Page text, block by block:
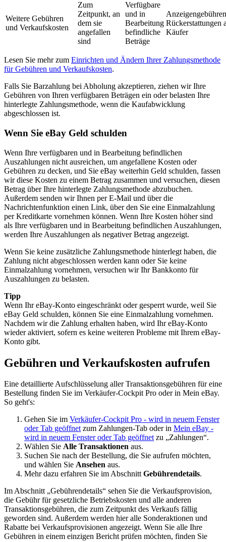
Weitere Gebühren
und Verkaufskosten
Zum
Zeitpunkt, an
dem sie
angefallen
sind
Verfügbare
und in
Bearbeitung
befindliche
Beträge
Rückerstattungen
Käufer
Lesen Sie mehr zum Einrichten und Ändern Ihrer Zahlungsmethode
für Gebühren und Verkaufskosten.
Falls Sie Barzahlung bei Abholung akzeptieren, ziehen wir Ihre
Gebühren von Ihren verfügbaren Beträgen ein oder belasten Ihre
hinterlegte Zahlungsmethode, wenn die Kaufabwicklung
abgeschlossen ist.
Wenn Sie eBay Geld schulden
Wenn Ihre verfügbaren und in Bearbeitung befindlichen
Auszahlungen nicht ausreichen, um angefallene Kosten oder
Gebühren zu decken, und Sie eBay weiterhin Geld schulden, fassen
wir diese Kosten zu einem Betrag zusammen und versuchen, diesen
Betrag über Ihre hinterlegte Zahlungsmethode abzubuchen.
Außerdem senden wir Ihnen per E-Mail und über die
Nachrichtenfunktion einen Link, über den Sie eine Einmalzahlung
per Kreditkarte vornehmen können. Wenn Ihre Kosten höher sind
als Ihre verfügbaren und in Bearbeitung befindlichen Auszahlungen,
werden Ihre Auszahlungen als negativer Betrag angezeigt.
Wenn Sie keine zusätzliche Zahlungsmethode hinterlegt haben, die
Zahlung nicht abgeschlossen werden kann oder Sie keine
Einmalzahlung vornehmen, versuchen wir Ihr Bankkonto für
Auszahlungen zu belasten.
Tipp
Wenn Ihr eBay-Konto eingeschränkt oder gesperrt wurde, weil Sie
eBay Geld schulden, können Sie eine Einmalzahlung vornehmen.
Nachdem wir die Zahlung erhalten haben, wird Ihr eBay-Konto
wieder aktiviert, sofern es keine weiteren Probleme mit Ihrem eBay-
Konto gibt.
Gebühren und Verkaufskosten aufrufen
Eine detaillierte Aufschlüsselung aller Transaktionsgebühren für eine
Bestellung finden Sie im Verkäufer-Cockpit Pro oder in Mein eBay.
So geht's:
Gehen Sie im Verkäufer-Cockpit Pro - wird in neuem Fenster
oder Tab geöffnetzum Zahlungen-Tab oder in Mein eBay -
wird in neuem Fenster oder Tab geöffnetzu „Zahlungen“.
Wählen Sie Alle Transaktionen aus.
Suchen Sie nach der Bestellung, die Sie aufrufen möchten,
und wählen Sie Ansehen aus.
Mehr dazu erfahren Sie im AbschnittGebührendetails.
Im Abschnitt „Gebührendetails“ sehen Sie die Verkaufsprovision,
die Gebühr für gesetzliche Betriebskosten und alle anderen
Transaktionsgebühren, die zum Zeitpunkt des Verkaufs fällig
geworden sind. Außerdem werden hier alle Sonderaktionen und
Rabatte bei Verkaufsprovisionen angezeigt. Wenn Sie alle Ihre
Gebühren in einem einzigen Bericht prüfen möchten, finden Sie